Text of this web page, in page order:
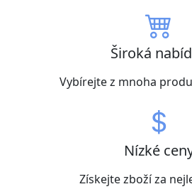
Široká
Vybírejte z mnoha
Nízké
Získejte zboží za